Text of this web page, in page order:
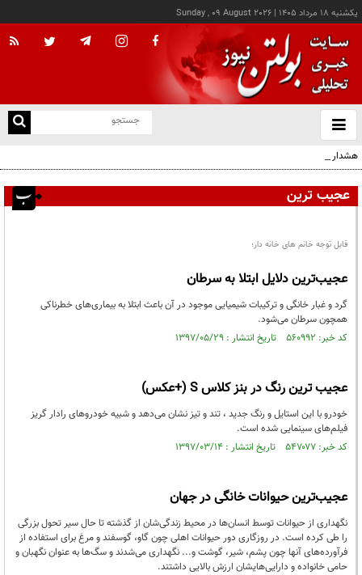
يکشنبه ۱۸ مرداد ۱۴۰۵ |
Sunday , 09 August 2026
باز
و
هشدار صنعا به عربستان: وقت تلف نکنید
عجیب ترین
قابل توجه خانم های خانه دار؛
عجیب‌ترین دلایل ابتلا به سرطان
گرد و غبار خانگی و ترکیبات شیمیایی موجود در آن باعث ابتلا به بیماری‌های خطرناکی
همچون سرطان می‌شود.
کد خبر: ۵۶۰۹۹۲ تاریخ انتشار : ۱۳۹۷/۰۵/۲۹
عجیب‌ ترین رنگ در بنز کلاس S (+عکس)
خودرو با این استایل و رنگ جدید ، تند و تیز نشان می‌دهد و شبیه خودروهای رادار گریز
فیلم‌های سینمایی شده است.
کد خبر: ۵۴۷۰۷۷ تاریخ انتشار : ۱۳۹۷/۰۳/۱۴
عجیب‌ترین حیوانات خانگی در جهان
نگهداری از حیوانات توسط انسان‌ها در محیط زندگی‌شان از گذشته تا حال سیر تحول بزرگی
را طی کرده است. در روزگاری دور حیوانات اهلی چون گاو، گوسفند و مرغ برای استفاده از
فرآورده‌های آنها چون پشم، شیر، گوشت و... نگهداری می‌شدند و سگ‌ها به عنوان نگهبان و
حامی خانواده و دارایی‌هایشان ارزش بالایی داشتند.